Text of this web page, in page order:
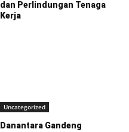
dan Perlindungan Tenaga
Kerja
Uncategorized
Danantara Gandeng